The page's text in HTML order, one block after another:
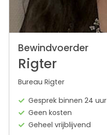
Bewindvoerder
Rigter
Bureau Rigter
Gesprek binnen 24 uur
Geen kosten
Geheel vrijblijvend